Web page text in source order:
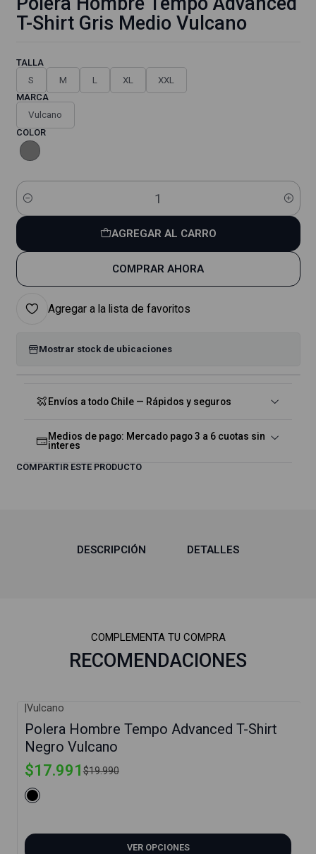
T-Shirt Gris Medio Vulcano
TALLA
S M L XL XXL
MARCA
Vulcano
COLOR
Cantidad
AGREGAR AL CARRO
COMPRAR AHORA
Agregar a la lista de favoritos
Mostrar stock de ubicaciones
Envíos a todo Chile — Rápidos y seguros
Medios de pago: Mercado pago 3 a 6 cuotas sin
interes
COMPARTIR ESTE PRODUCTO
DESCRIPCIÓN DETALLES
COMPLEMENTA TU COMPRA
RECOMENDACIONES
Vulcano
Polera Hombre Tempo Advanced T-Shirt
Negro Vulcano
$17.991$19.990
VER OPCIONES